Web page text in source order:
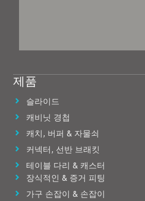
제품
슬라이드
캐비닛 경첩
캐치, 버퍼 & 자물쇠
커넥터, 선반 브래킷
테이블 다리 & 캐스터
장식적인 & 증거 피팅
가구 손잡이 & 손잡이